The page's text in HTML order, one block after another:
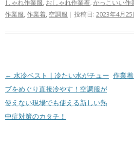
しゃれ作業服, おしゃれ作業着,かっこいい作
作業服,作業着, 空調服 | 投稿日: 2023年4月25
投
稿
ナ
ビ
← 水冷ベスト｜冷たい水がチュー
ブをめぐり直接冷やす！空調服が
使えない現場でも使える新しい熱
中症対策のカタチ！
作業